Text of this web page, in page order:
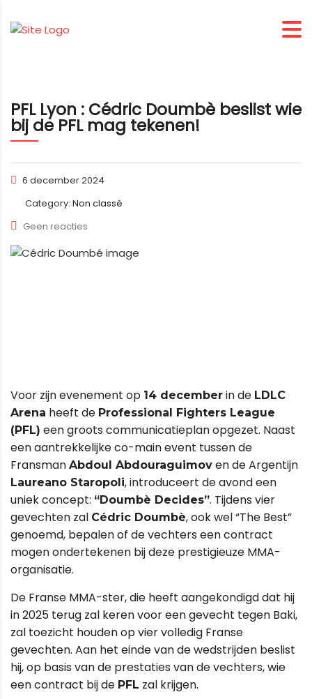
PFL Lyon : Cédric Doumbè beslist wie
bij de PFL mag tekenen!
6 december 2024
Category: Non classé
Geen reacties
Voor zijn evenement op 14 december in de LDLC
Arena heeft de Professional Fighters League
(PFL) een groots communicatieplan opgezet. Naast
een aantrekkelijke co-main event tussen de
Fransman Abdoul Abdouraguimov en de Argentijn
Laureano Staropoli, introduceert de avond een
uniek concept: “Doumbè Decides”. Tijdens vier
gevechten zal Cédric Doumbè, ook wel “The Best”
genoemd, bepalen of de vechters een contract
mogen ondertekenen bij deze prestigieuze MMA-
organisatie.
De Franse MMA-ster, die heeft aangekondigd dat hij
in 2025 terug zal keren voor een gevecht tegen Baki,
zal toezicht houden op vier volledig Franse
gevechten. Aan het einde van de wedstrijden beslist
hij, op basis van de prestaties van de vechters, wie
een contract bij de PFL zal krijgen.